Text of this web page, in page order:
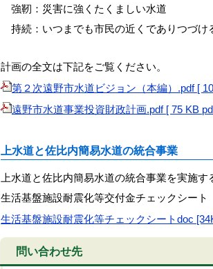
強靭：災害に強くたくましい水道
持続：いつまでも市民の近くでありつづけ
計画の全文は下記をご覧ください。
第２次遠野市水道ビジョン（本編）.pdf [
遠野市水道事業投資財政計画.pdf [ 75 KB
上水道と佐比内簡易水道の統合事業
上水道と佐比内簡易水道の統合事業を実施
生活基盤施設耐震化等交付金チェックシート
生活基盤施設耐震化等チェックシートdoc
問い合わせ先